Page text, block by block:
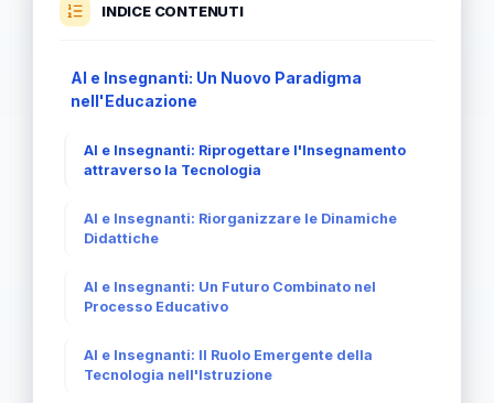
INDICE CONTENUTI
AI e Insegnanti: Un Nuovo Paradigma
nell'Educazione
AI e Insegnanti: Riprogettare l'Insegnamento
attraverso la Tecnologia
AI e Insegnanti: Riorganizzare le Dinamiche
Didattiche
AI e Insegnanti: Un Futuro Combinato nel
Processo Educativo
AI e Insegnanti: Il Ruolo Emergente della
Tecnologia nell'Istruzione